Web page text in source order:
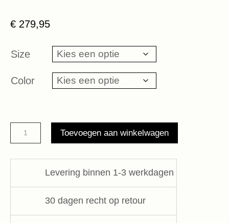
€ 279,95
Size
Color
Skirt
S6SK34
Toevoegen aan winkelwagen
Levering binnen 1-3 werkdagen
30 dagen recht op retour